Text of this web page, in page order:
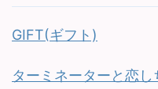
GIFT(ギフト)
ターミネーターと恋